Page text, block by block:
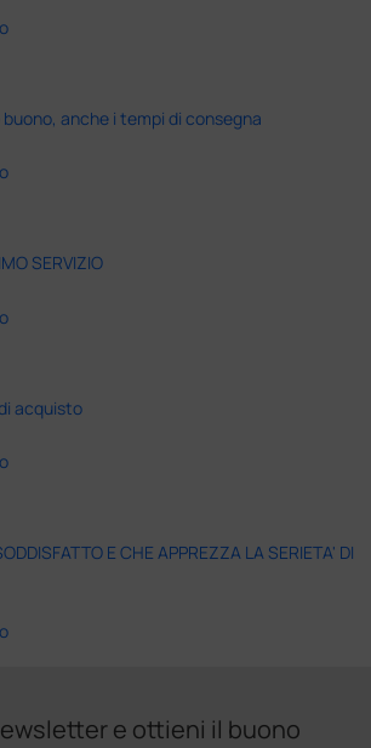
buono, anche i tempi di consegna
SERVIZIO
acquisto
E CHE APPREZZA LA SERIETA' DI
e ottieni il buono